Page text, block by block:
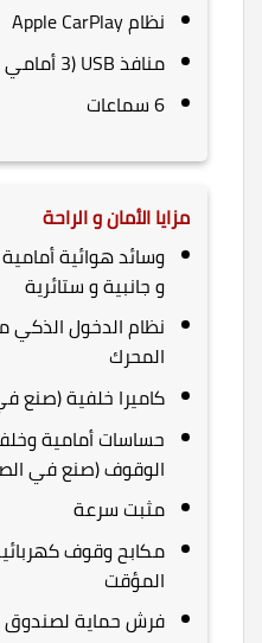
نظام Apple CarPlay
منافذ USB (3 أمامي , 2 خلفي)
6 سماعات
مزايا الأمان و الراحة
وسائد هوائية
و جانبية و ستائرية
نظام الدخول
المحرك
كاميرا خلفية (صنع
حساسات أمامية
الوقوف (صنع في
مثبت سرعة
المؤقت
فرش حماية لصندوق